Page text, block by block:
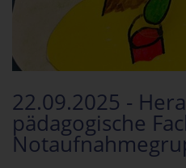
22.09.2025 -
pädagogische